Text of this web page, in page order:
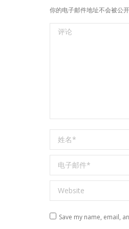
你的电子邮件地址不会被公开
评论
姓名 *
电子邮件 *
Website
Save my name, email,